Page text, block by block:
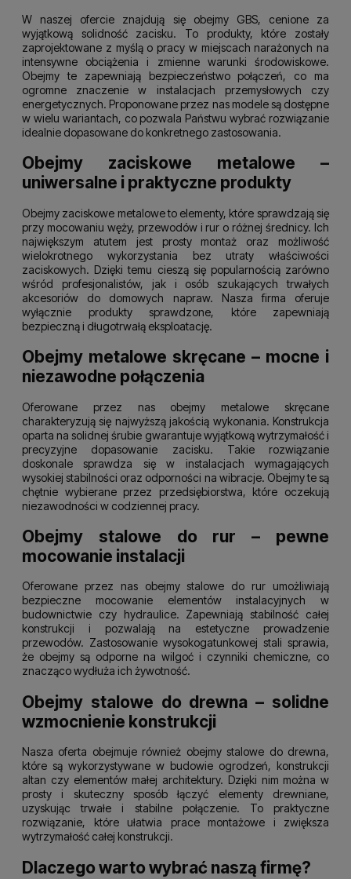
W naszej ofercie znajdują się obejmy GBS, cenione za
wyjątkową solidność zacisku. To produkty, które zostały
zaprojektowane z myślą o pracy w miejscach narażonych na
intensywne obciążenia i zmienne warunki środowiskowe.
Obejmy te zapewniają bezpieczeństwo połączeń, co ma
ogromne znaczenie w instalacjach przemysłowych czy
energetycznych. Proponowane przez nas modele są dostępne
w wielu wariantach, co pozwala Państwu wybrać rozwiązanie
idealnie dopasowane do konkretnego zastosowania.
Obejmy zaciskowe metalowe –
uniwersalne i praktyczne produkty
Obejmy zaciskowe metalowe to elementy, które sprawdzają się
przy mocowaniu węży, przewodów i rur o różnej średnicy. Ich
największym atutem jest prosty montaż oraz możliwość
wielokrotnego wykorzystania bez utraty właściwości
zaciskowych. Dzięki temu cieszą się popularnością zarówno
wśród profesjonalistów, jak i osób szukających trwałych
akcesoriów do domowych napraw. Nasza firma oferuje
wyłącznie produkty sprawdzone, które zapewniają
bezpieczną i długotrwałą eksploatację.
Obejmy metalowe skręcane – mocne i
niezawodne połączenia
Oferowane przez nas obejmy metalowe skręcane
charakteryzują się najwyższą jakością wykonania. Konstrukcja
oparta na solidnej śrubie gwarantuje wyjątkową wytrzymałość i
precyzyjne dopasowanie zacisku. Takie rozwiązanie
doskonale sprawdza się w instalacjach wymagających
wysokiej stabilności oraz odporności na wibracje. Obejmy te są
chętnie wybierane przez przedsiębiorstwa, które oczekują
niezawodności w codziennej pracy.
Obejmy stalowe do rur – pewne
mocowanie instalacji
Oferowane przez nas obejmy stalowe do rur umożliwiają
bezpieczne mocowanie elementów instalacyjnych w
budownictwie czy hydraulice. Zapewniają stabilność całej
konstrukcji i pozwalają na estetyczne prowadzenie
przewodów. Zastosowanie wysokogatunkowej stali sprawia,
że obejmy są odporne na wilgoć i czynniki chemiczne, co
znacząco wydłuża ich żywotność.
Obejmy stalowe do drewna – solidne
wzmocnienie konstrukcji
Nasza oferta obejmuje również obejmy stalowe do drewna,
które są wykorzystywane w budowie ogrodzeń, konstrukcji
altan czy elementów małej architektury. Dzięki nim można w
prosty i skuteczny sposób łączyć elementy drewniane,
uzyskując trwałe i stabilne połączenie. To praktyczne
rozwiązanie, które ułatwia prace montażowe i zwiększa
wytrzymałość całej konstrukcji.
Dlaczego warto wybrać naszą firmę?